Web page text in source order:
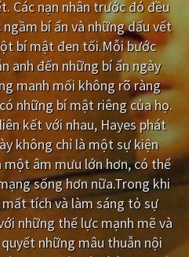
Gia đình
Lịch sử
Tiểu sử
DramaTV
Trung Quốc - Hồng Kông
Nhật Bản
Các nạn nhân trước đó đều
bí ẩn và những dấu vết
bí mật đen tối.Mỗi bước
anh đến những bí ẩn ngày
manh mối không rõ ràng
những bí mật riêng của họ.
kết với nhau, Hayes phát
không chỉ là một sự kiện
một âm mưu lớn hơn, có thể
sống hơn nữa.Trong khi
tích và làm sáng tỏ sự
những thế lực mạnh mẽ và
những mâu thuẫn nội